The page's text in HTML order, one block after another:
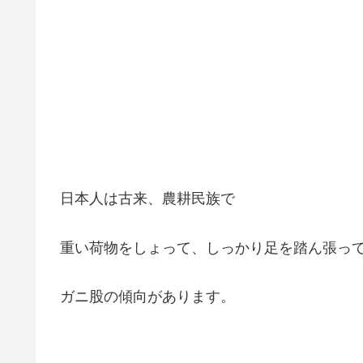
日本人は古来、農耕民族で
重い荷物をしょって、しっかり足を踏ん張っ
ガニ股の傾向があります。